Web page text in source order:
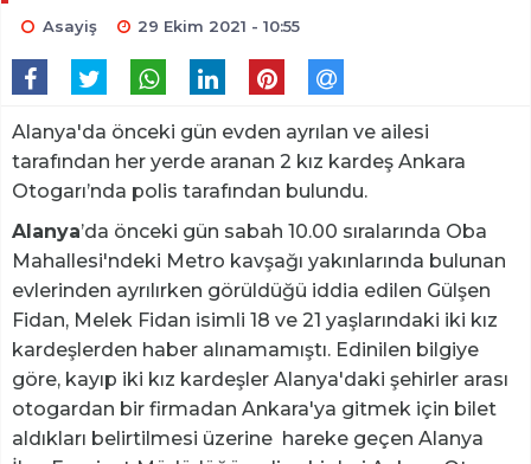
Asayiş 29 Ekim 2021 - 10:55
Alanya'da önceki gün evden ayrılan ve ailesi
tarafından her yerde aranan 2 kız kardeş Ankara
Otogarı’nda polis tarafından bulundu.
Alanya’da önceki gün sabah 10.00 sıralarında Oba
Mahallesi'ndeki Metro kavşağı yakınlarında bulunan
evlerinden ayrılırken görüldüğü iddia edilen Gülşen
Fidan, Melek Fidan isimli 18 ve 21 yaşlarındaki iki kız
kardeşlerden haber alınamamıştı. Edinilen bilgiye
göre, kayıp iki kız kardeşler Alanya'daki şehirler arası
otogardan bir firmadan Ankara'ya gitmek için bilet
aldıkları belirtilmesi üzerine hareke geçen Alanya